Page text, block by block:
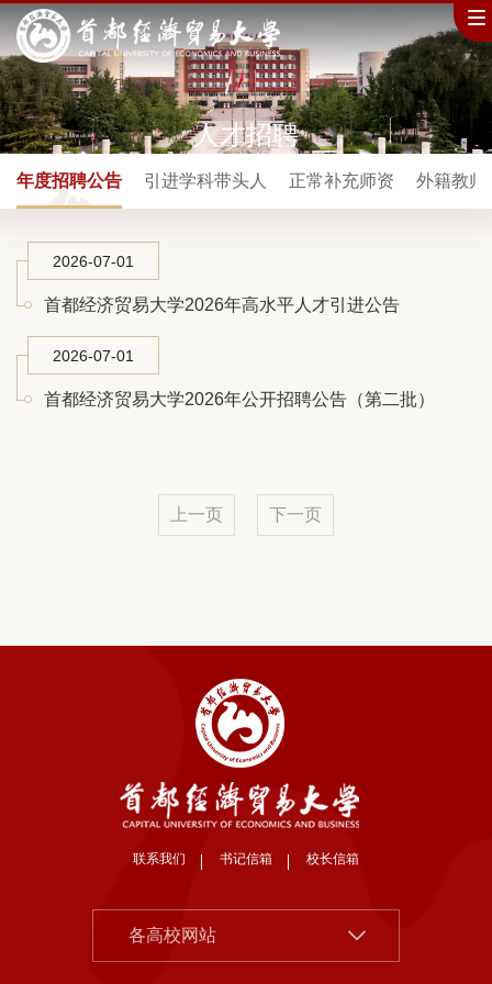
人才招聘
年度招聘公告 引进学科带头人 正常补充师资 外籍教师
2026-07-01
首都经济贸易大学2026年高水平人才引进公告
2026-07-01
首都经济贸易大学2026年公开招聘公告（第二批）
上一页 下一页
各高校网站
北京大学
清华大学
联系我们 书记信箱 校长信箱